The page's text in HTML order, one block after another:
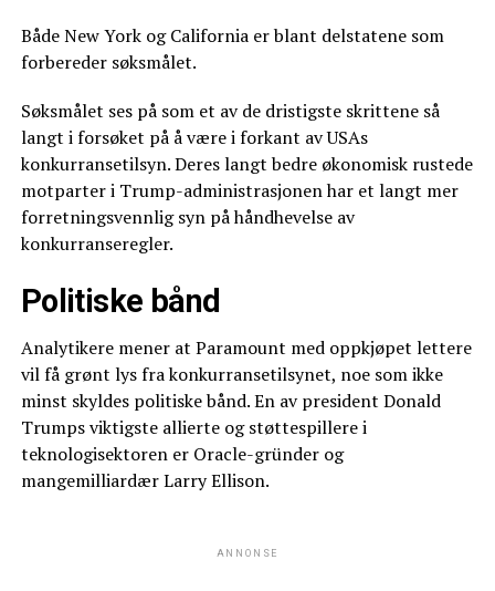
Både New York og California er blant delstatene som
forbereder søksmålet.
Søksmålet ses på som et av de dristigste skrittene så
langt i forsøket på å være i forkant av USAs
konkurransetilsyn. Deres langt bedre økonomisk rustede
motparter i Trump-administrasjonen har et langt mer
forretningsvennlig syn på håndhevelse av
konkurranseregler.
Politiske bånd
Analytikere mener at Paramount med oppkjøpet lettere
vil få grønt lys fra konkurransetilsynet, noe som ikke
minst skyldes politiske bånd. En av president Donald
Trumps viktigste allierte og støttespillere i
teknologisektoren er Oracle-gründer og
mangemilliardær Larry Ellison.
ANNONSE